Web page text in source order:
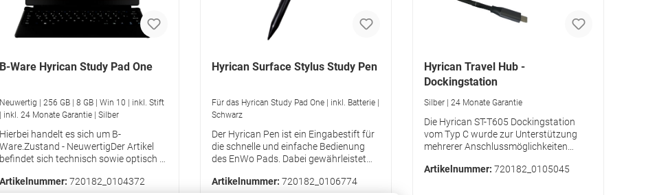
B-Ware Hyrican Study Pad One
Neuwertig | 256 GB | 8 GB | Win 10 | inkl. Stift
| inkl. 24 Monate Garantie | Silber
Hierbei handelt es sich um B-
Ware.Zustand - NeuwertigDer Artikel
befindet sich technisch sowie optisch in
keine Gebrauchsspuren auf. Die
Artikelnummer: 720182_0104372
Hyrican Surface Stylus Study Pen
Für das Hyrican Study Pad One | inkl. Batterie |
Schwarz
Der Hyrican Pen ist ein Eingabestift für
die schnelle und einfache Bedienung
des EnWo Pads. Dabei gewährleistet
von Notizen und das mühelose Setzen
Artikelnummer: 720182_0106774
Hyrican Travel Hub -
Dockingstation
Silber | 24 Monate Garantie
Die Hyrican ST-T605 Dockingstation
vom Typ C wurde zur Unterstützung
mehrerer Anschlussmöglichkeiten
oder Ihr Mobiltelefon mit Typ-C-
Artikelnummer: 720182_0105045